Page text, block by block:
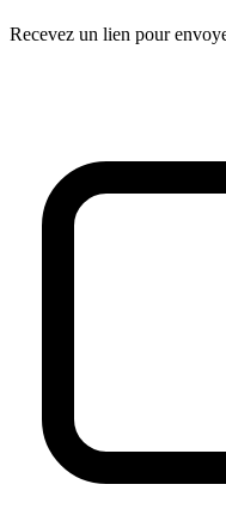
Recevez un lien pour